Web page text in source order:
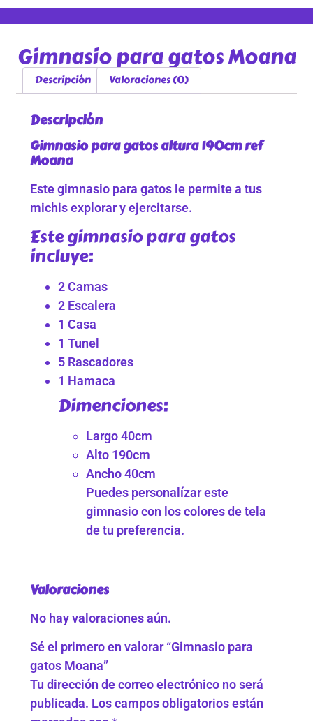
Gimnasio para gatos Moana
Descripción Valoraciones (0)
Descripción
Gimnasio para gatos altura 190cm ref
Moana
Este gimnasio para gatos le permite a tus
michis explorar y ejercitarse.
Este gimnasio para gatos
incluye:
2 Camas
2 Escalera
1 Casa
1 Tunel
5 Rascadores
1 Hamaca
Dimenciones:
Largo 40cm
Alto 190cm
Ancho 40cm
Puedes personalízar este
gimnasio con los colores de tela
de tu preferencia.
Valoraciones
No hay valoraciones aún.
Sé el primero en valorar “Gimnasio para
gatos Moana”
Tu dirección de correo electrónico no será
publicada. Los campos obligatorios están